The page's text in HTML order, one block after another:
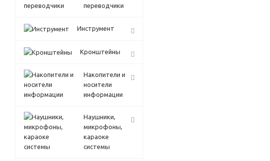
переводчики
Инструмент
Кронштейны
Накопители и
носители
информации
Наушники,
микрофоны,
караоке
системы